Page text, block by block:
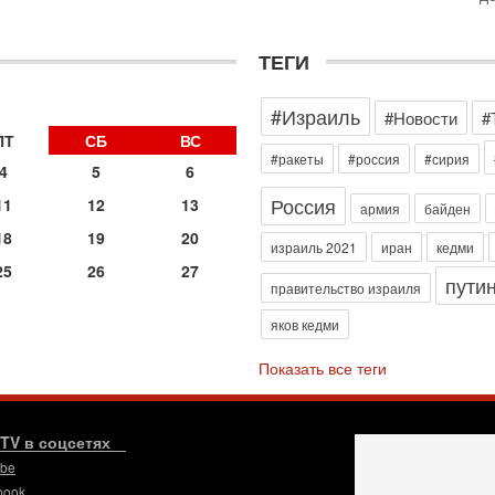
1-
СБ
ВС
4 5
6
12
13
19
20
26
27
ТЕГИ
#Израиль
#Новости
#ракеты #россия #сирия
Россия армия байден
израиль 2021 иран кедми
правительство израиля путин
яков кедми
Показать все теги
в соцсетях